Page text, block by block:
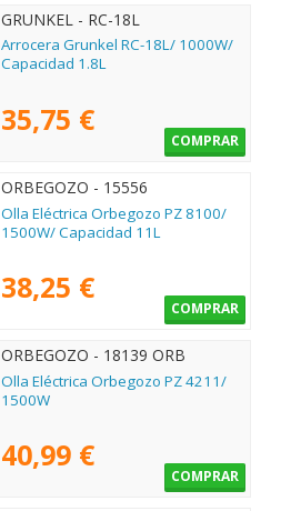
GRUNKEL - RC-18L
Arrocera Grunkel RC-18L/ 1000W/
Capacidad 1.8L
35,75 €
COMPRAR
ORBEGOZO - 15556
Olla Eléctrica Orbegozo PZ 8100/
1500W/ Capacidad 11L
38,25 €
COMPRAR
ORBEGOZO - 18139 ORB
Olla Eléctrica Orbegozo PZ 4211/
1500W
40,99 €
COMPRAR